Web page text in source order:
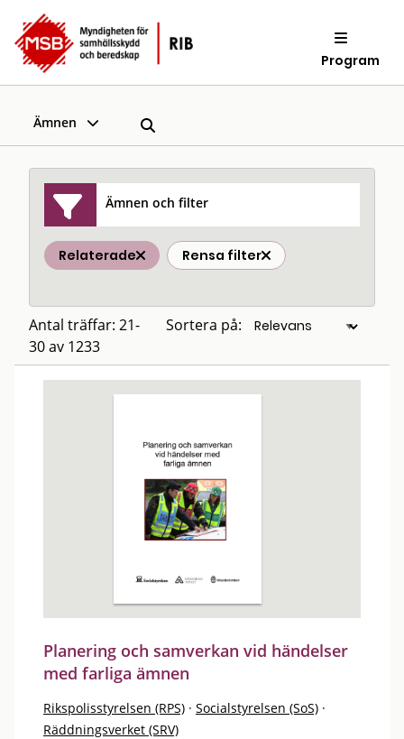
Program
Ämnen
Ämnen och filter
Relaterade Rensa filter
Antal träffar: 21-
30 av 1233
Sortera på:
Planering och samverkan vid händelser
med farliga ämnen
Rikspolisstyrelsen (RPS) · Socialstyrelsen (SoS) ·
Räddningsverket (SRV)